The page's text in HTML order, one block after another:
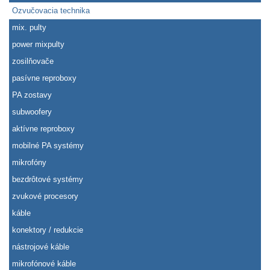
Ozvučovacia technika
mix. pulty
power mixpulty
zosilňovače
pasívne reproboxy
PA zostavy
subwoofery
aktívne reproboxy
mobilné PA systémy
mikrofóny
bezdrôtové systémy
zvukové procesory
káble
konektory / redukcie
nástrojové káble
mikrofónové káble